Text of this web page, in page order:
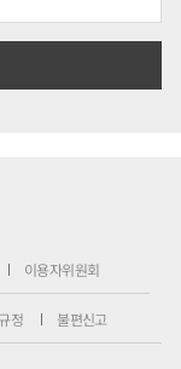
이용자위원회
정 불편신고